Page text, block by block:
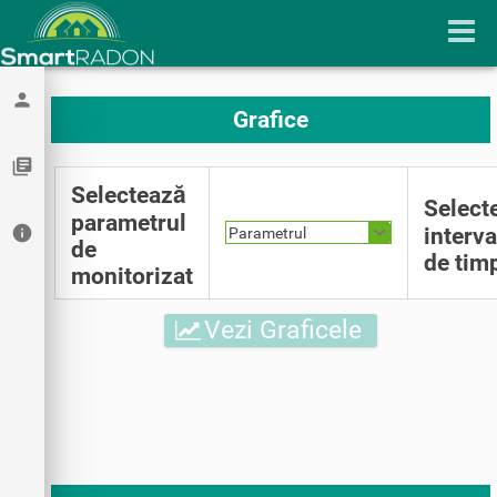
person
library_books
info
Grafice
Selectează
parametrul
de
monitorizat
Parametrul
de
Vezi Graficele